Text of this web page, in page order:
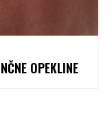
OPEKLINE